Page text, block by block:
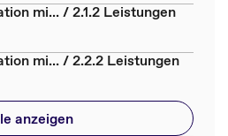
mi... / 2.1.2 Leistungen
mi... / 2.2.2 Leistungen
anzeigen